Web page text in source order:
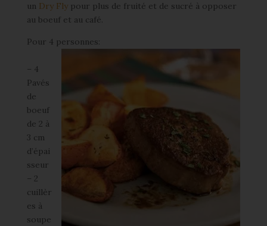
un Dry Flypour plus de fruité et de sucré à opposer
au boeuf et au café.
Pour 4 personnes:
– 4
Pavés
de
boeuf
de 2 à
3 cm
d’épai
sseur
– 2
cuillèr
es à
soupe